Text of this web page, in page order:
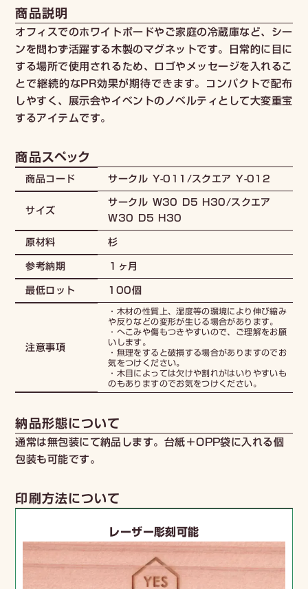
商品説明
オフィスでのホワイトボードやご家庭の冷蔵庫など、シー
ンを問わず活躍する木製のマグネットです。日常的に目に
する場所で使用されるため、ロゴやメッセージを入れるこ
とで継続的なPR効果が期待できます。コンパクトで配布
しやすく、展示会やイベントのノベルティとして大変重宝
するアイテムです。
商品スペック
商品コード
サークル Y-011/スクエア Y-012
サイズ
サークル W30 D5 H30/スクエア
W30 D5 H30
原材料
杉
参考納期
１ヶ月
最低ロット
100個
注意事項
・木材の性質上、湿度等の環境により伸び縮み
や反りなどの変形が生じる場合があります。
・へこみや傷もつきやすいので、ご理解をお願
いします。
・無理をすると破損する場合がありますのでお
気をつけください。
・木目によっては欠けや割れがはいりやすいも
のもありますのでお気をつけください。
納品形態について
通常は無包装にて納品します。台紙＋OPP袋に入れる個
包装も可能です。
印刷方法について
レーザー彫刻可能